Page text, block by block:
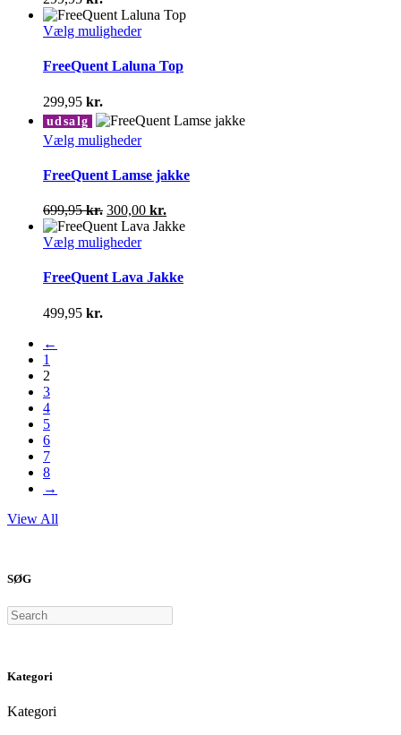
Mulighederne
kan
vælges
varesiden
Vælg mulighederDette
har
kan
vælges
varesiden
FreeQuent Laluna Top
299,95 kr.
udsalg
Vælg mulighederDette
har
flere
varianter.
Mulighederne
kan
vælges
varesiden
FreeQuent Lamse jakke
699,95kr. Den
oprindelige
pris
699,95 kr..
300,00 kr.
aktuelle
300,00 kr..
Vælg mulighederDette
har
FreeQuent Lava Jakke
499,95 kr.
←
1
2
3
4
5
6
7
8
→
View All
SØG
Search
Kategori
Kategori